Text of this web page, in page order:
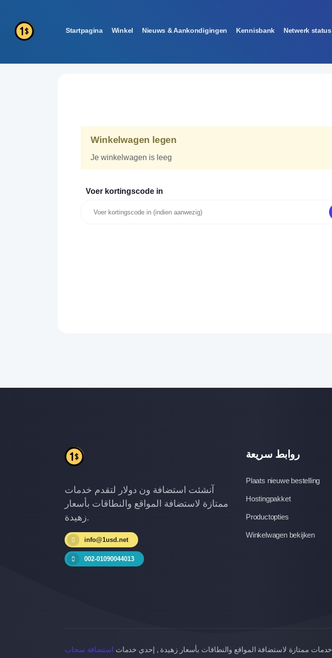
Startpagina Winkel Nieuws & Aankondigingen Kennisbank Netwerk status
Winkelwagen legen
Je winkelwagen is leeg
Voer kortingscode in
آنشئت استضافة ون دولار لتقدم خدمات
ممتازة لاستضافة المواقع والنطاقات بأسعار
زهيدة.
info@1usd.net
002-01090044013
روابط سريعة
Plaats nieuwe bestelling
Hostingpakket
Productopties
Winkelwagen bekijken
خدمات ممتازة لاستضافة المواقع والنطاقات بأسعار زهيدة , إحدي خدمات استضافة سحاب